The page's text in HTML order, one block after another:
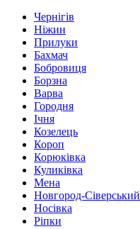
Чернігів
Ніжин
Прилуки
Бахмач
Бобровиця
Борзна
Варва
Городня
Ічня
Козелець
Короп
Корюківка
Куликівка
Мена
Новгород-Сіверський
Носівка
Ріпки